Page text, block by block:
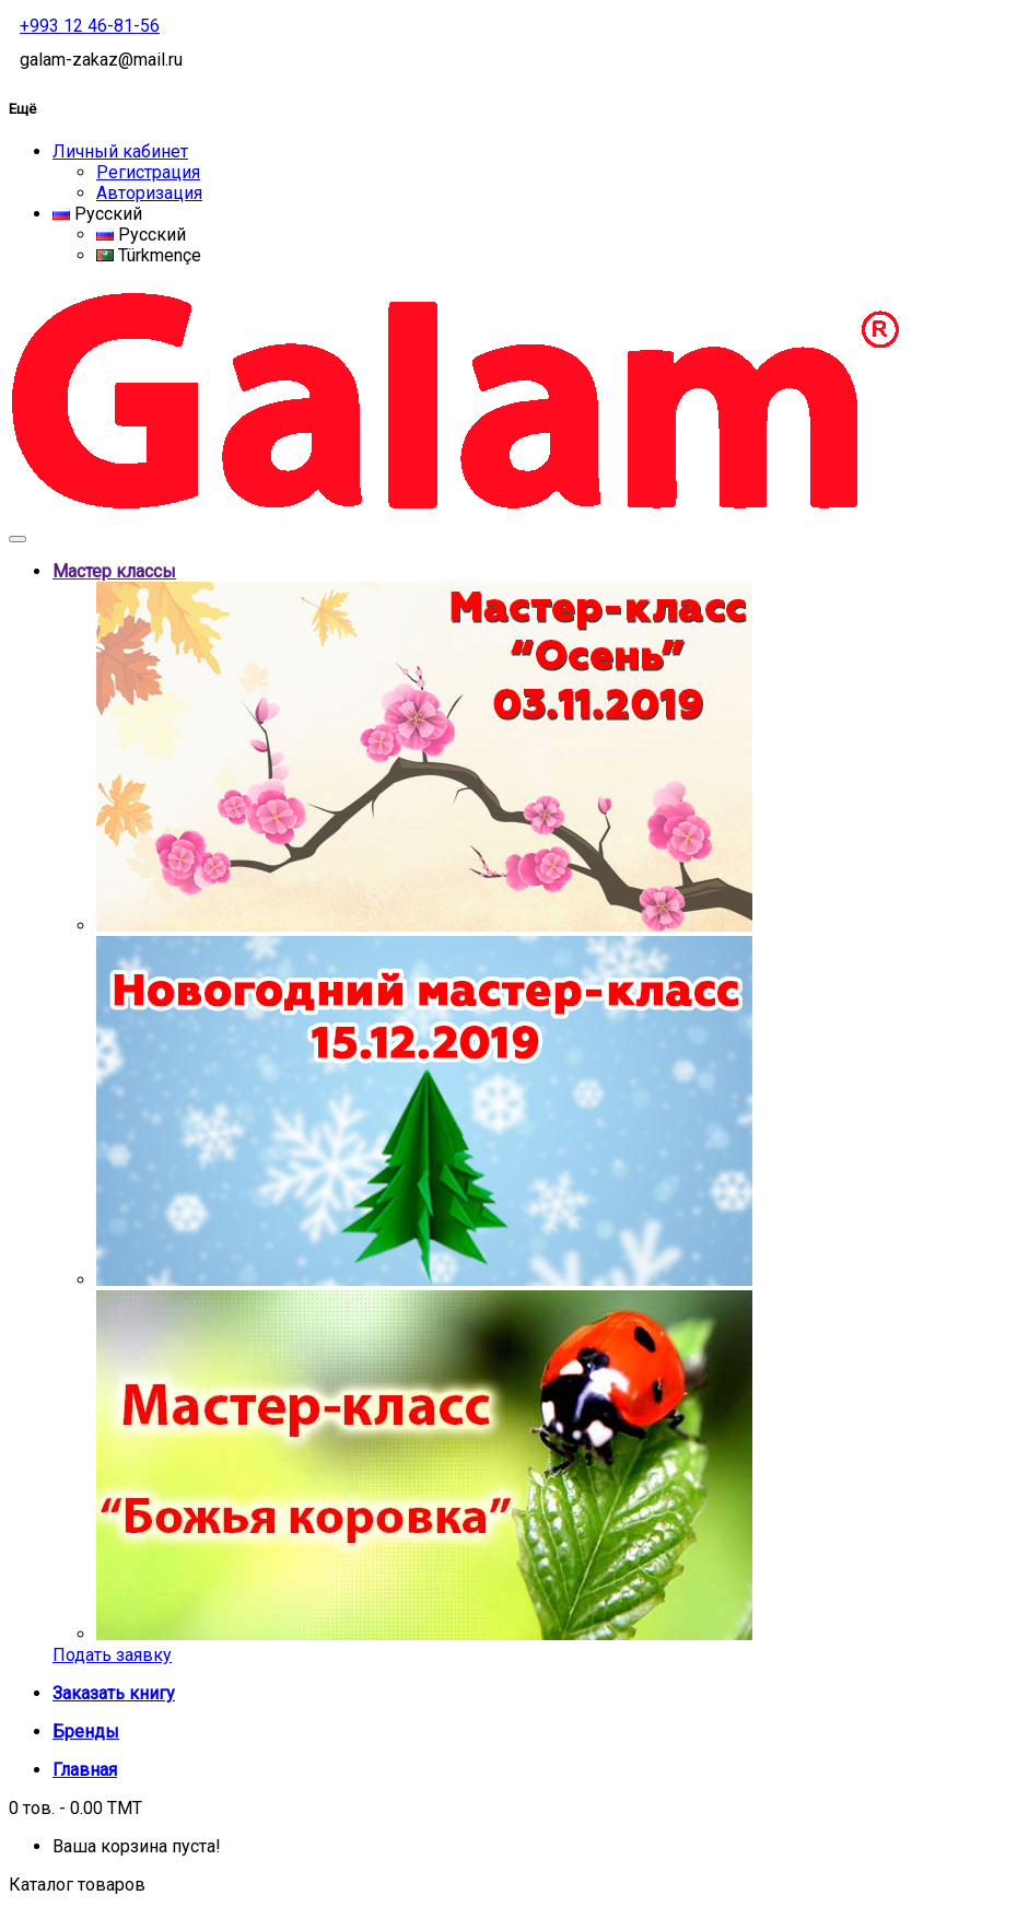
+993 12 46-81-56
galam-zakaz@mail.ru
Ещё
Личный кабинет
Регистрация
Авторизация
Русский
Русский
Türkmençe
Мастер классы
Подать заявку
Заказать книгу
Бренды
Главная
0 тов. - 0.00 TMT
Ваша корзина пуста!
Каталог товаров